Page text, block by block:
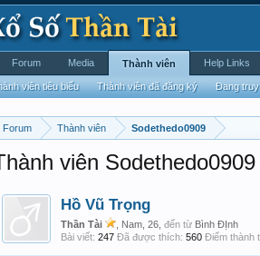
Forum Thành viên Sodethedo0909
viên
Hồ Vũ Trọng
Thần Tài , Nam, 26, đến từ Bình ĐỊnh
Bài viết: 247 Đã được thích: 560 Điểm thành
Forum Media Thành viên
viên tiêu biểu Thành viên đã đăng ký Đang
Help Links